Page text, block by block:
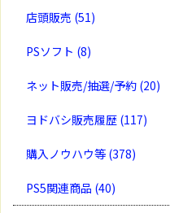
店頭販売 (51)
PSソフト (8)
ネット販売/抽選/予約 (20)
ヨドバシ販売履歴 (117)
購入ノウハウ等 (378)
PS5関連商品 (40)